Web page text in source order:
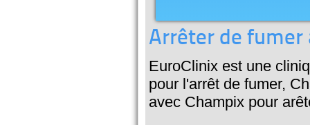
Arrêter de fumer
EuroClinix est une
pour l'arrêt de fumer,
avec Champix pour